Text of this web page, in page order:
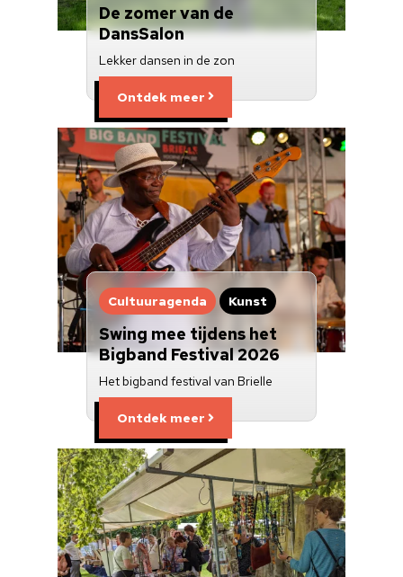
De zomer van de
DansSalon
Lekker dansen in de zon
Ontdek meer
Cultuuragenda Kunst
Swing mee tijdens het
Bigband Festival 2026
Het bigband festival van Brielle
Ontdek meer